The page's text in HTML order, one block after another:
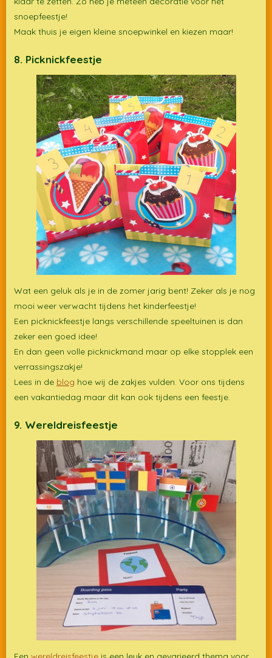
snoepfeestje!
Maak thuis je eigen kleine snoepwinkel en kiezen maar!
8. Picknickfeestje
Wat een geluk als je in de zomer jarig bent! Zeker als je nog
mooi weer verwacht tijdens het kinderfeestje!
Een picknickfeestje langs verschillende speeltuinen is dan
zeker een goed idee!
En dan geen volle picknickmand maar op elke stopplek een
verrassingszakje!
Lees in de blog hoe wij de zakjes vulden. Voor ons tijdens
een vakantiedag maar dit kan ook tijdens een feestje.
9. Wereldreisfeestje